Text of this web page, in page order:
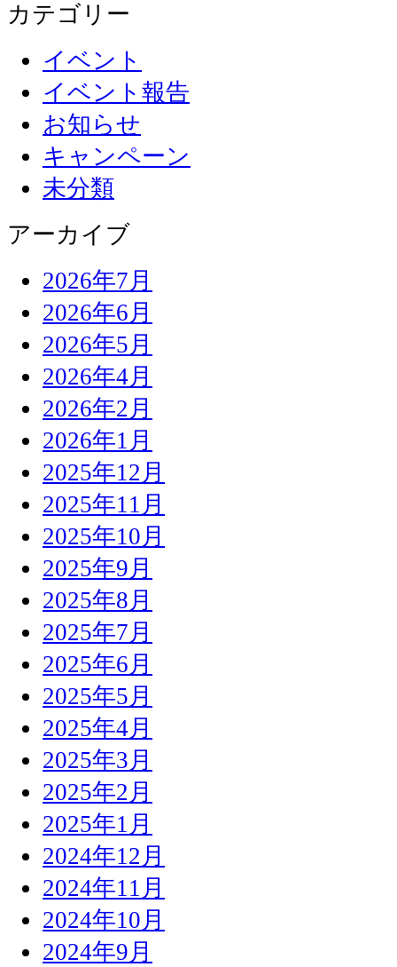
カテゴリー
イベント
イベント報告
お知らせ
キャンペーン
未分類
アーカイブ
2026年7月
2026年6月
2026年5月
2026年4月
2026年2月
2026年1月
2025年12月
2025年11月
2025年10月
2025年9月
2025年8月
2025年7月
2025年6月
2025年5月
2025年4月
2025年3月
2025年2月
2025年1月
2024年12月
2024年11月
2024年10月
2024年9月